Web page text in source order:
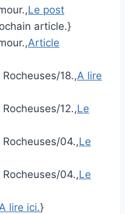
Le post
article.}
Article
18.,A lire
12.,Le
Rocheuses/04.,Le
Rocheuses/04.,Le
A lire ici.}